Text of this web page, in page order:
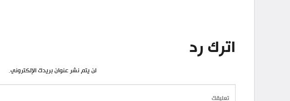
اترك رد
لن يتم نشر عنوان بريدك الإلكتروني.